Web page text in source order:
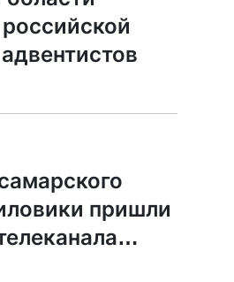
пришли